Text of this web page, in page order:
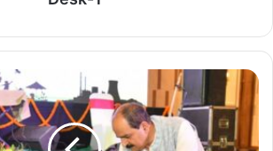
स्मार्ट मीटर से पकड़ी जा रही बिजली चोरी, बिहार में 10 अरब
डाटा प्वाइंट्स जमा
August 9, 2026
JPSC-JSSC परीक्षा रद्द और CBI जांच की मांग, आंदोलन
के 16वें दिन सरकार से फिर बातचीत